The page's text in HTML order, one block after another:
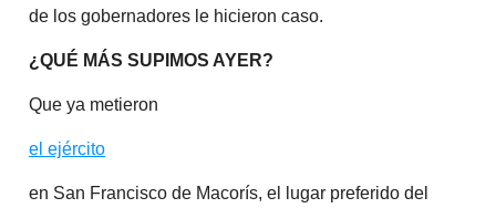
de los gobernadores le hicieron caso.
¿QUÉ MÁS SUPIMOS AYER?
Que ya metieron
el ejército
en San Francisco de Macorís, el lugar preferido del